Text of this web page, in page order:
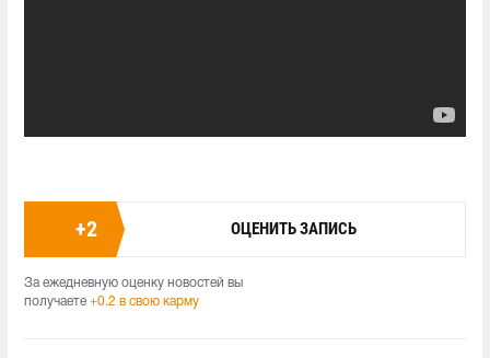
+2 ОЦЕНИТЬ ЗАПИСЬ
За ежедневную оценку новостей вы
получаете +0.2 в свою карму